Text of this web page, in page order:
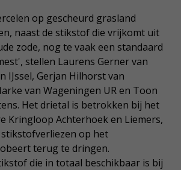
op gescheurd grasland
naast de stikstof die vrijkomt uit
zode, nog te vaak een standaard
stellen Laurens Gerner van
IJssel, Gerjan Hilhorst van
van Wageningen UR en Toon
Het drietal is betrokken bij het
Kringloop Achterhoek en Liemers,
op het
terug te dringen.
die in totaal beschikbaar is bij